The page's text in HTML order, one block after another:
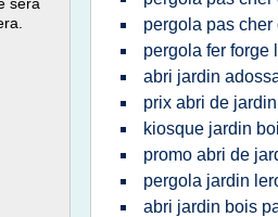
pergola pas cher
pergola fer forge
abri jardin
prix abri de
kiosque jardin
promo abri de
pergola jardin
abri jardin bois